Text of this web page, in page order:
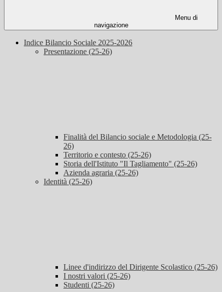
Menu di
navigazione
Indice Bilancio Sociale 2025-2026
Presentazione (25-26)
Finalità del Bilancio sociale e Metodologia (25-
26)
Territorio e contesto (25-26)
Storia dell'Istituto "Il Tagliamento" (25-26)
Azienda agraria (25-26)
Identità (25-26)
Linee d'indirizzo del Dirigente Scolastico (25-26)
I nostri valori (25-26)
Studenti (25-26)